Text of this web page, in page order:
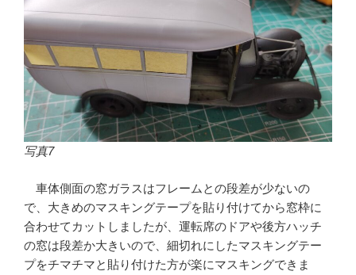
写真7
車体側面の窓ガラスはフレームとの段差が少ないの
で、大きめのマスキングテープを貼り付けてから窓枠に
合わせてカットしましたが、運転席のドアや後方ハッチ
の窓は段差か大きいので、細切れにしたマスキングテー
プをチマチマと貼り付けた方が楽にマスキングできま